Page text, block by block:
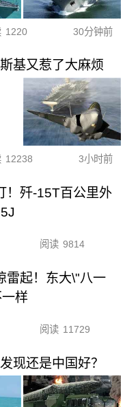
1220 30分钟前
基又惹了大麻烦
12238 3小时前
！歼-15T百公里外
阅读 9814
雷起！东大\"八一
样
阅读 11729
现还是中国好？